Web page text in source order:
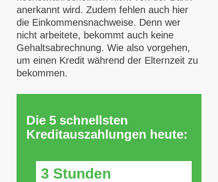
anerkannt wird. Zudem fehlen auch hier
die Einkommensnachweise. Denn wer
nicht arbeitete, bekommt auch keine
Gehaltsabrechnung. Wie also vorgehen,
um einen Kredit während der Elternzeit zu
bekommen.
Die 5 schnellsten
Kreditauszahlungen heute:
3 Stunden